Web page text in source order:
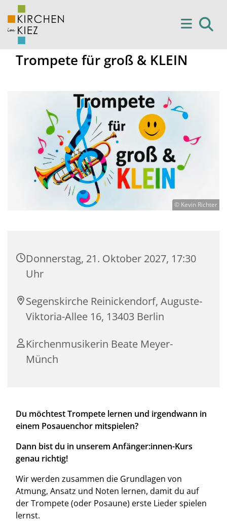
Trompete für groß & KLEIN
© Kevin Richter
Donnerstag, 21. Oktober 2027, 17:30
Uhr
Segenskirche Reinickendorf, Auguste-
Viktoria-Allee 16, 13403 Berlin
Kirchenmusikerin Beate Meyer-
Münch
Du möchtest Trompete lernen und irgendwann in
einem Posauenchor mitspielen?
Dann bist du in unserem Anfänger:innen-Kurs
genau richtig!
Wir werden zusammen die Grundlagen von
Atmung, Ansatz und Noten lernen, damit du auf
der Trompete (oder Posaune) erste Lieder spielen
lernst.